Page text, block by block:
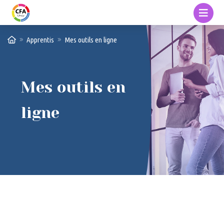
Apprentis Mes outils en ligne
Mes outils en
ligne